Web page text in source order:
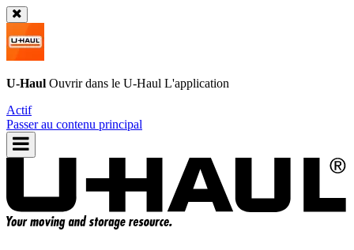
U-Haul Ouvrir dans le U-Haul L'application
Actif
Passer au contenu principal